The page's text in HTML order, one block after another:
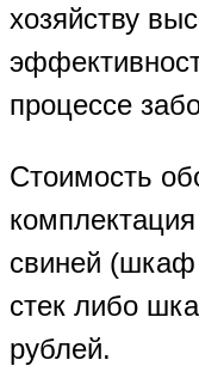
хозяйству
процессе
Стоимость
свиней
стек либо
рублей.